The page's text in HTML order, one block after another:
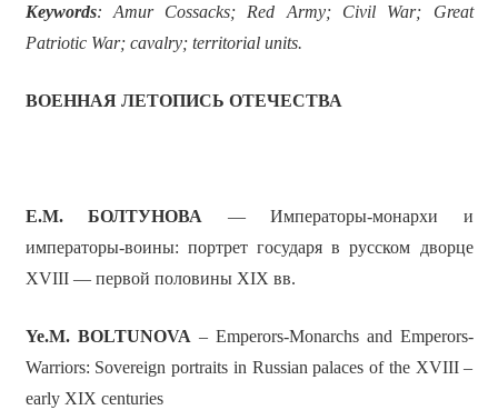
Keywords: Amur Cossacks; Red Army; Civil War; Great
Patriotic War; cavalry; territorial units.
ВОЕННАЯ ЛЕТОПИСЬ ОТЕЧЕСТВА
Е.М. БОЛТУНОВА — Императоры-монархи и
императоры-воины: портрет государя в русском дворце
XVIII — первой половины XIX вв.
Ye.M. BOLTUNOVA – Emperors-Monarchs and Emperors-
Warriors: Sovereign portraits in Russian palaces of the XVIII –
early XIX centuries